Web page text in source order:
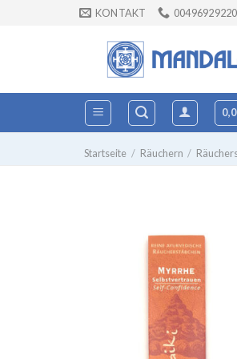
KONTAKT
Startseite / Räuchern /